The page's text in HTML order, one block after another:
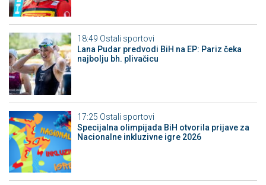
18:49 Ostali sportovi
Lana Pudar predvodi BiH na EP: Pariz čeka
najbolju bh. plivačicu
17:25 Ostali sportovi
Specijalna olimpijada BiH otvorila prijave za
Nacionalne inkluzivne igre 2026